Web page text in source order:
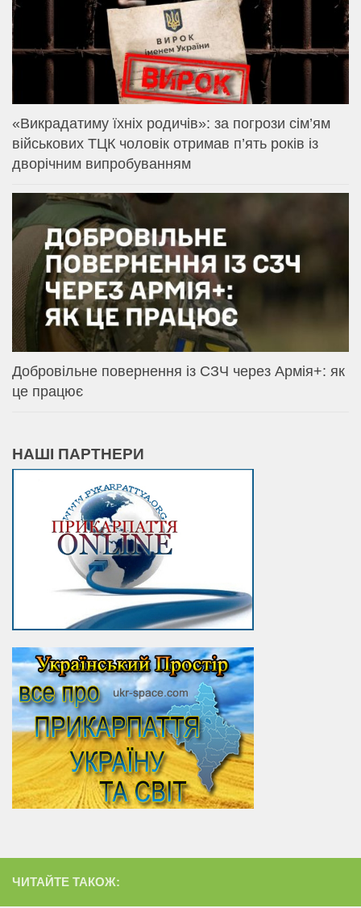
«Викрадатиму їхніх родичів»: за погрози сім’ям
військових ТЦК чоловік отримав п’ять років із
дворічним випробуванням
Добровільне повернення із СЗЧ через Армія+: як
це працює
НАШІ ПАРТНЕРИ
ЧИТАЙТЕ ТАКОЖ: